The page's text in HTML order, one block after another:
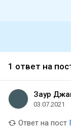
1 ответ на
Заур
03.07.2021
Ответ на пост